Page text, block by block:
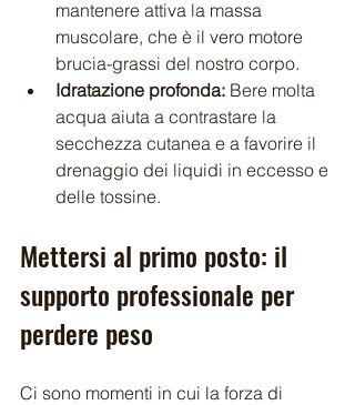
mantenere attiva la massa
muscolare, che è il vero motore
brucia-grassi del nostro corpo.
Idratazione profonda: Bere molta
acqua aiuta a contrastare la
secchezza cutanea e a favorire il
drenaggio dei liquidi in eccesso e
delle tossine.
Mettersi al primo posto: il
supporto professionale per
perdere peso
Ci sono momenti in cui la forza di